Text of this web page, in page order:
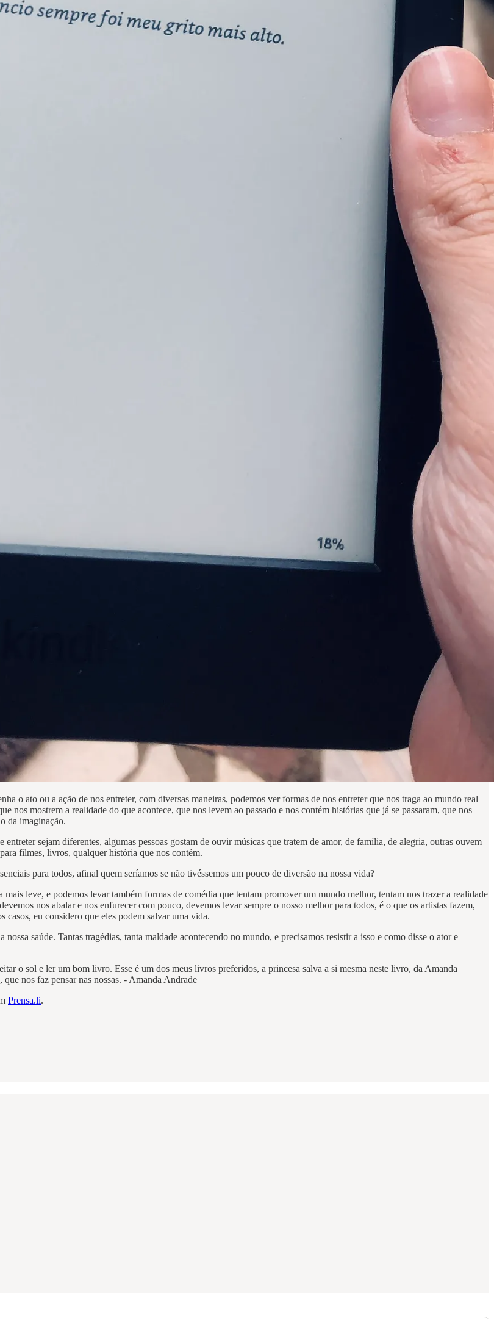
o ato ou a ação de nos entreter, com diversas maneiras, podemos ver formas de nos entreter que nos traga ao mundo real
nos mostrem a realidade do que acontece, que nos levem ao passado e nos contém histórias que já se passaram, que nos
da imaginação.
sejam diferentes, algumas pessoas gostam de ouvir músicas que tratem de amor, de família, de alegria, outras ouvem
filmes, livros, qualquer história que nos contém.
para todos, afinal quem seríamos se não tivéssemos um pouco de diversão na nossa vida?
leve, e podemos levar também formas de comédia que tentam promover um mundo melhor, tentam nos trazer a realidade
nos abalar e nos enfurecer com pouco, devemos levar sempre o nosso melhor para todos, é o que os artistas fazem,
casos, eu considero que eles podem salvar uma vida.
saúde. Tantas tragédias, tanta maldade acontecendo no mundo, e precisamos resistir a isso e como disse o ator e
o sol e ler um bom livro. Esse é um dos meus livros preferidos, a princesa salva a si mesma neste livro, da Amanda
nos faz pensar nas nossas. - Amanda Andrade
Prensa.li.